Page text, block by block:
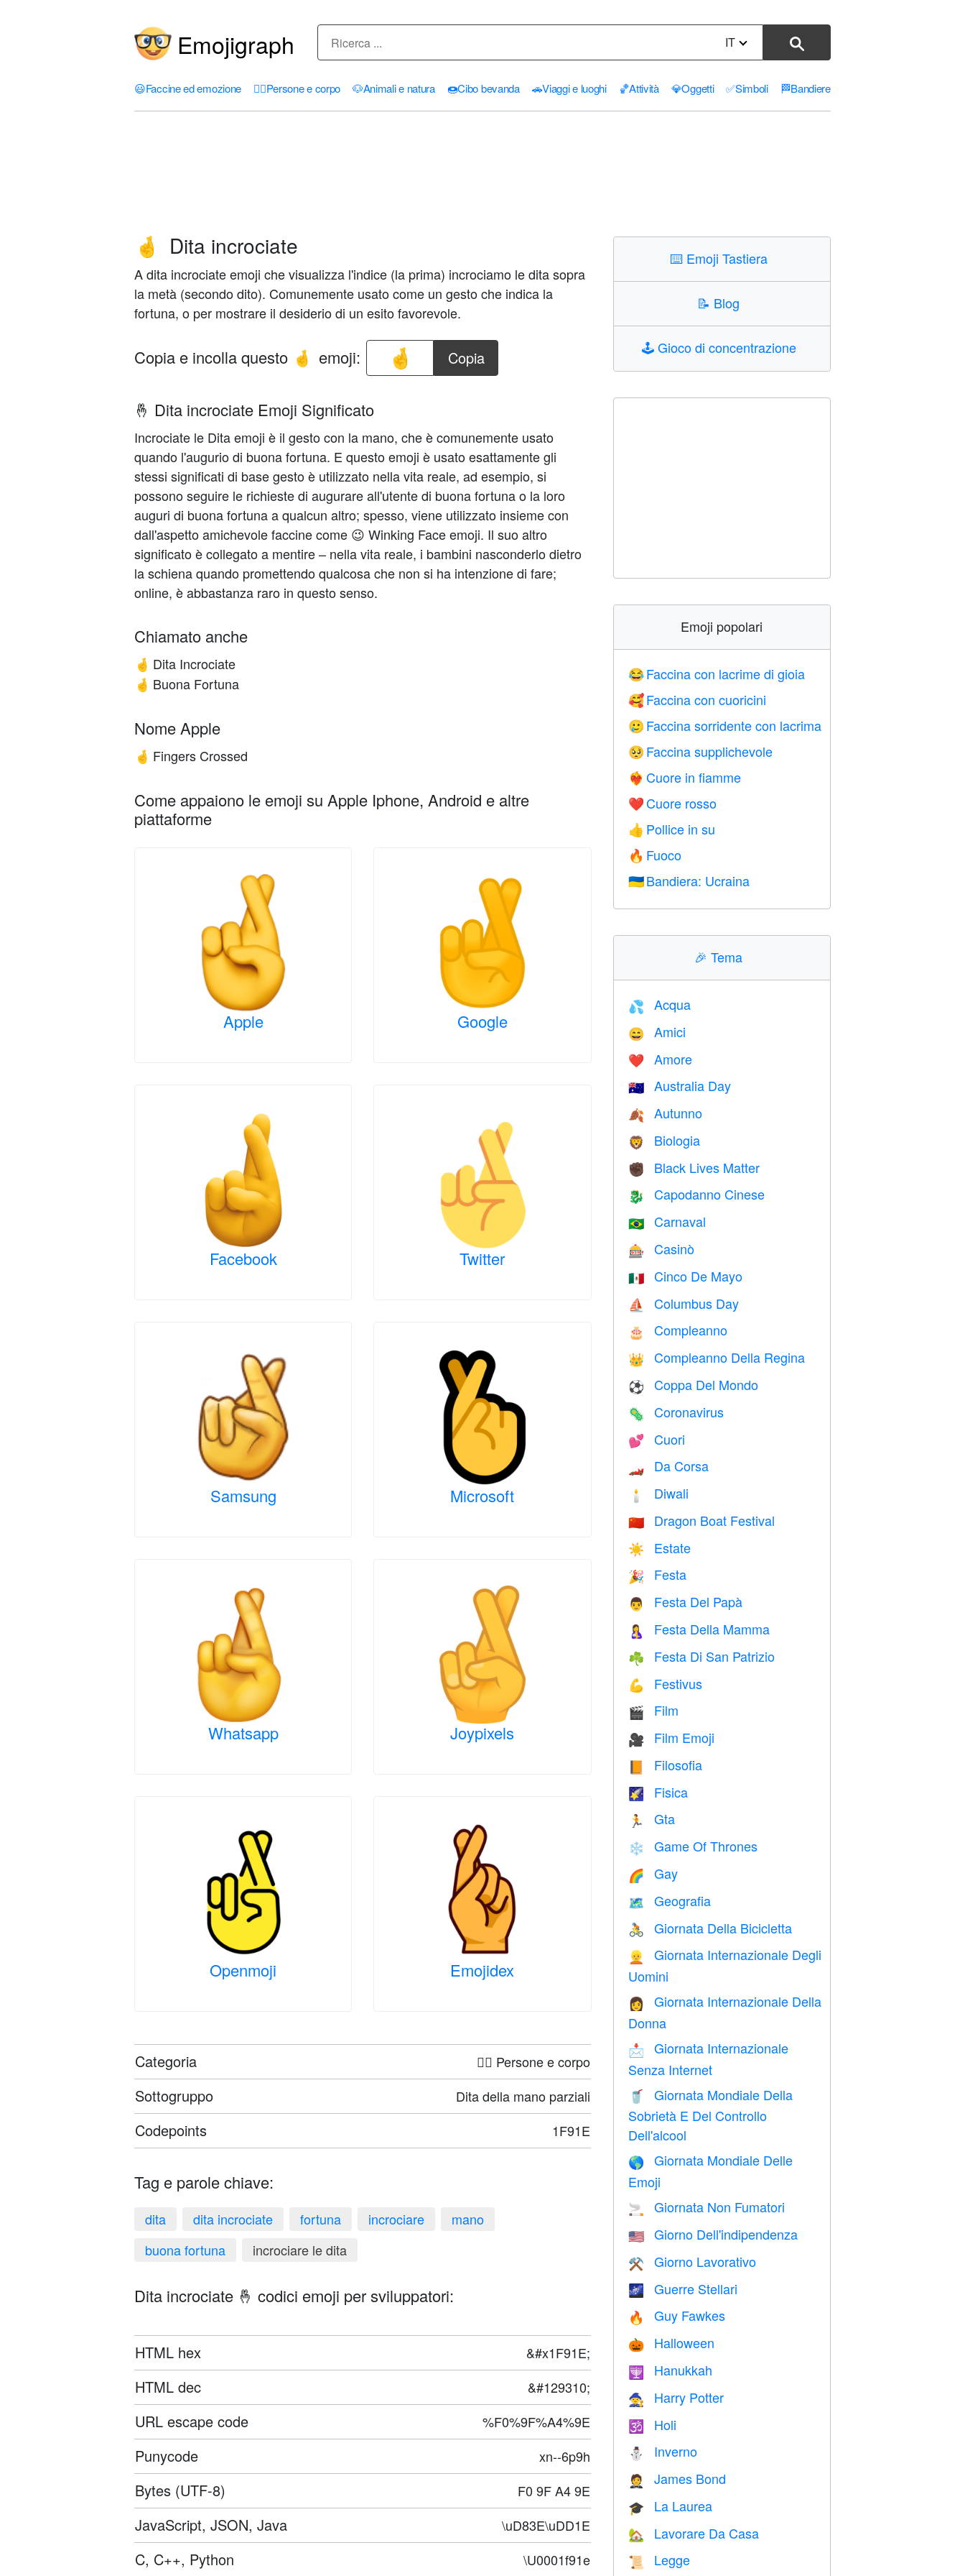
Emojigraph IT
😃Faccine ed emozione 🤦‍♀️Persone e corpo 🐶Animali e natura 🍩Cibo bevanda 🚗Viaggi e luoghi 🏀Attività 💎Oggetti ✅Simboli 🏁Bandiere
🤞 Dita incrociate
A dita incrociate emoji che visualizza l'indice (la prima) incrociamo le dita sopra
la metà (secondo dito). Comunemente usato come un gesto che indica la
fortuna, o per mostrare il desiderio di un esito favorevole.
Copia e incolla questo 🤞 emoji: Copia
🤞 Dita incrociate Emoji Significato
Incrociate le Dita emoji è il gesto con la mano, che è comunemente usato
quando l'augurio di buona fortuna. E questo emoji è usato esattamente gli
stessi significati di base gesto è utilizzato nella vita reale, ad esempio, si
possono seguire le richieste di augurare all'utente di buona fortuna o la loro
auguri di buona fortuna a qualcun altro; spesso, viene utilizzato insieme con
dall'aspetto amichevole faccine come 😉 Winking Face emoji. Il suo altro
significato è collegato a mentire – nella vita reale, i bambini nasconderlo dietro
la schiena quando promettendo qualcosa che non si ha intenzione di fare;
online, è abbastanza raro in questo senso.
Chiamato anche
🤞 Dita Incrociate
🤞 Buona Fortuna
Nome Apple
🤞 Fingers Crossed
Come appaiono le emoji su Apple Iphone, Android e altre
piattaforme
Apple Google
Facebook Twitter
Samsung Microsoft
Whatsapp Joypixels
Openmoji Emojidex
Categoria 🤦‍♀️ Persone e corpo
Sottogruppo Dita della mano parziali
Codepoints 1F91E
Tag e parole chiave:
dita dita incrociate fortuna incrociare
mano
buona fortuna
incrociare le dita
Dita incrociate 🤞 codici emoji per sviluppatori:
HTML hex &#x1F91E;
HTML dec &#129310;
URL escape code %F0%9F%A4%9E
Punycode xn--6p9h
Bytes (UTF-8) F0 9F A4 9E
JavaScript, JSON, Java \uD83E\uDD1E
C, C++, Python \U0001f91e
⌨️ Emoji Tastiera
📝 Blog
🕹️Gioco di concentrazione
Emoji popolari
😂 Faccina con lacrime di gioia
🥰 Faccina con cuoricini
🥲 Faccina sorridente con lacrima
🥺 Faccina supplichevole
❤️‍🔥 Cuore in fiamme
❤️ Cuore rosso
👍 Pollice in su
🔥 Fuoco
🇺🇦 Bandiera: Ucraina
🎉Tema
💦 Acqua
😄 Amici
❤️️ Amore
🇦🇺 Australia Day
🍂 Autunno
🦁 Biologia
✊🏿 Black Lives Matter
🐉 Capodanno Cinese
🇧🇷 Carnaval
🎰 Casinò
🇲🇽 Cinco De Mayo
⛵️ Columbus Day
🎂 Compleanno
👑 Compleanno Della Regina
⚽ Coppa Del Mondo
🦠 Coronavirus
💕 Cuori
🏎 Da Corsa
🕯 Diwali
🇨🇳 Dragon Boat Festival
☀️ Estate
🎉 Festa
👨 Festa Del Papà
🤱 Festa Della Mamma
☘️ Festa Di San Patrizio
💪 Festivus
🎬 Film
🎥 Film Emoji
📙 Filosofia
🌠 Fisica
🏃 Gta
❄️ Game Of Thrones
🌈 Gay
🗺 Geografia
🚴 Giornata Della Bicicletta
👱
Giornata Internazionale Degli
Uomini
👩
Giornata Internazionale Della
Donna
📩
Giornata Internazionale
Senza Internet
🥤
Giornata Mondiale Della
Sobrietà E Del Controllo
Dell'alcool
🌎
Giornata Mondiale Delle
Emoji
🚬 Giornata Non Fumatori
🇺🇸 Giorno Dell'indipendenza
⚒️ Giorno Lavorativo
🌌 Guerre Stellari
🔥 Guy Fawkes
🎃 Halloween
🕎 Hanukkah
🧙 Harry Potter
🕉 Holi
⛄ Inverno
🤵 James Bond
🎓 La Laurea
🏡 Lavorare Da Casa
📜 Legge